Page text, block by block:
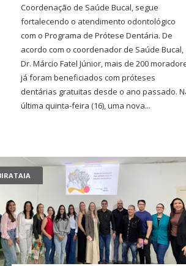
Coordenação de Saúde Bucal, segue
fortalecendo o atendimento odontológico
com o Programa de Prótese Dentária. De
acordo com o coordenador de Saúde Bucal,
Dr. Márcio Fatel Júnior, mais de 200
já foram beneficiados com próteses
dentárias gratuitas desde o ano passado.
última quinta-feira (16), uma nova...